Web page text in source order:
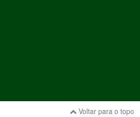
Voltar para o topo